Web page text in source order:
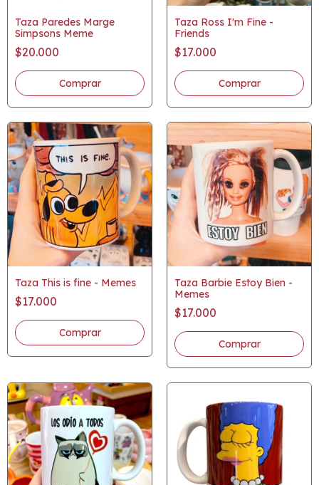
Taza Paredes Marge
Simpsons Meme
$20.000
Taza Ross I'm Fine -
Friends
$17.000
Taza This is fine - Memes
$17.000
Taza Barbie Estoy Bien -
Memes
$17.000